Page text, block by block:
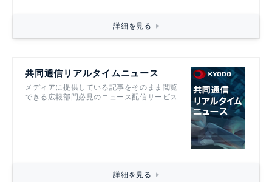
詳細を見る
共同通信リアルタイムニュース
メディアに提供している記事をそのまま閲覧
できる広報部門必見のニュース配信サービス
詳細を見る